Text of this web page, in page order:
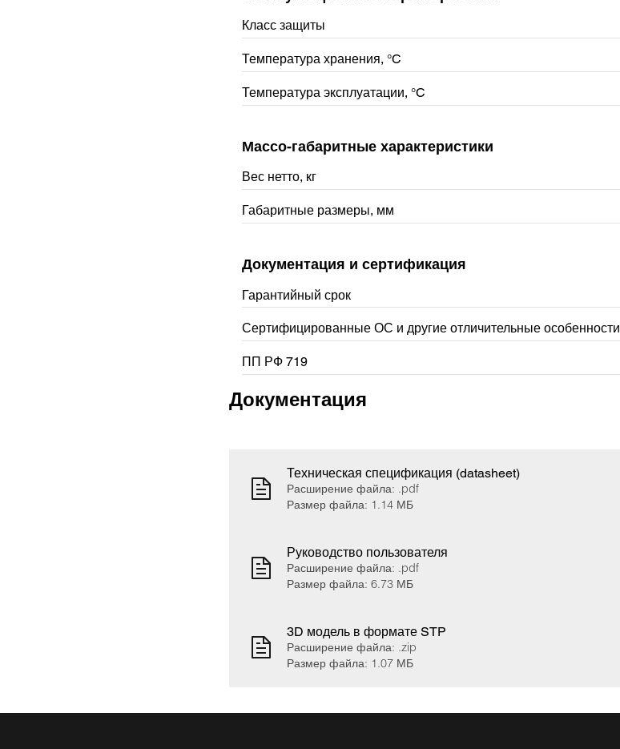
Класс защиты
Температура хранения, °C
Температура эксплуатации, °C
Массо-габаритные характеристики
Вес нетто, кг
Габаритные размеры, мм
Документация и сертификация
Гарантийный срок
Сертифицированные ОС и другие отличительные особенности
ПП РФ 719
Документация
Техническая спецификация (datasheet)
Расширение файла: .pdf
Размер файла: 1.14 МБ
Руководство пользователя
Расширение файла: .pdf
Размер файла: 6.73 МБ
3D модель в формате STP
Расширение файла: .zip
Размер файла: 1.07 МБ